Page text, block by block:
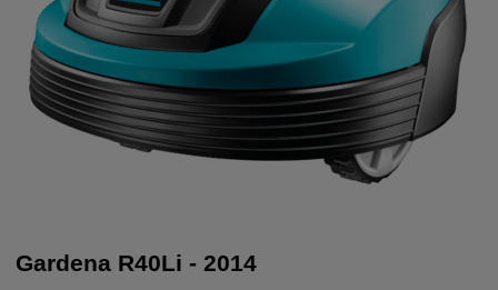
Gardena R40Li - 2014